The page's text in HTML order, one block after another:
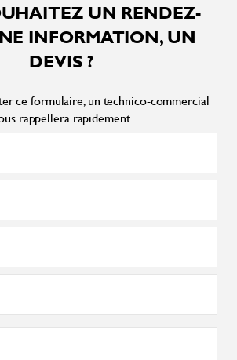
UN RENDEZ-
INFORMATION, UN
DEVIS ?
ce formulaire, un technico-commercial
rappellera rapidement